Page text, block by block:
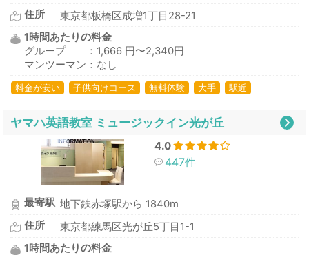
住所
東京都板橋区成増1丁目28-21
1時間あたりの料金
グループ ：1,666 円〜2,340円
マンツーマン：なし
料金が安い 子供向けコース 無料体験 大手 駅近
ヤマハ英語教室 ミュージックイン光が丘
4.0
447件
最寄駅 地下鉄赤塚駅から 1840m
住所
東京都練馬区光が丘5丁目1-1
1時間あたりの料金